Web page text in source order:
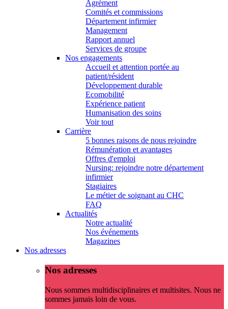
Agrément
Comités et commissions
Département infirmier
Management
Rapport annuel
Services de groupe
Nos engagements
Accueil et attention portée au
patient/résident
Développement durable
Ecomobilité
Expérience patient
Humanisation des soins
Voir tout
Carrière
5 bonnes raisons de nous rejoindre
Rémunération et avantages
Offres d'emploi
Nursing: rejoindre notre département
infirmier
Stagiaires
Le métier de soignant au CHC
FAQ
Actualités
Notre actualité
Nos événements
Magazines
Nos adresses
Nos adresses
Nous sommes multidisciplinaires et multisites. Nous ne
sommes jamais loin de vous.